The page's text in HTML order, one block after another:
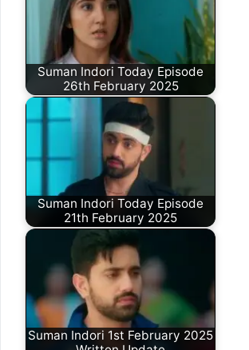
Suman Indori Today Episode
26th February 2025
Suman Indori Today Episode
21th February 2025
Suman Indori 1st February 2025